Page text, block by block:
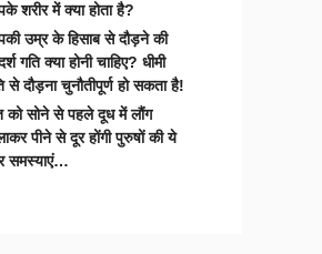
शरीर में क्या होता है?
उम्र के हिसाब से दौड़ने की
गति क्या होनी चाहिए? धीमी
से दौड़ना चुनौतीपूर्ण हो सकता है!
को सोने से पहले दूध में लौंग
पीने से दूर होंगी पुरुषों की ये
समस्याएं…